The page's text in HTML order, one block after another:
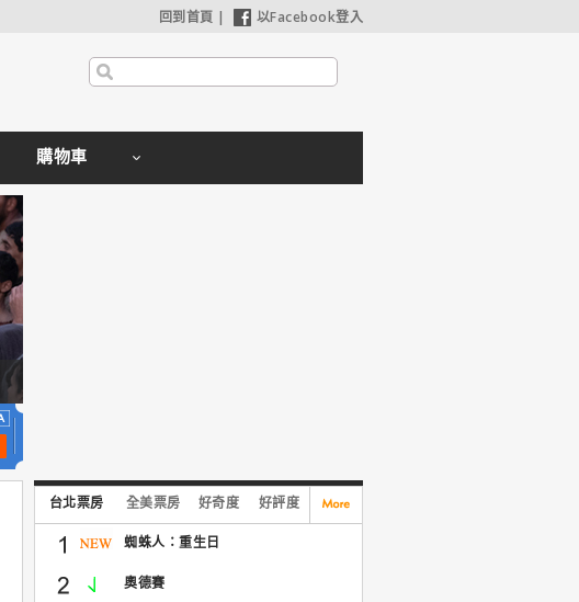
回到首頁 | 以Facebook登入
購物車
台北票房 全美票房 好奇度 好評度
蜘蛛人：重生日
奧德賽